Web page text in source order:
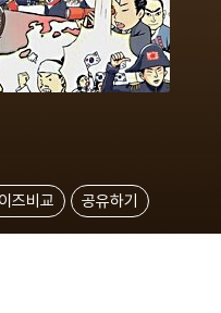
즈비교 공유하기